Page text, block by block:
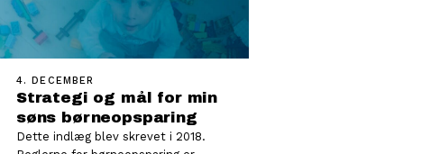
4. DECEMBER
Strategi og mål for min
søns børneopsparing
Dette indlæg blev skrevet i 2018.